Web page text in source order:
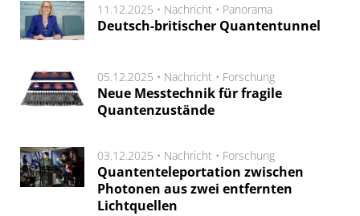
11.12.2025 • Nachricht • Panorama
Deutsch-britischer Quantentunnel
05.12.2025 • Nachricht • Forschung
Neue Messtechnik für fragile
Quantenzustände
03.12.2025 • Nachricht • Forschung
Quantenteleportation zwischen
Photonen aus zwei entfernten
Lichtquellen